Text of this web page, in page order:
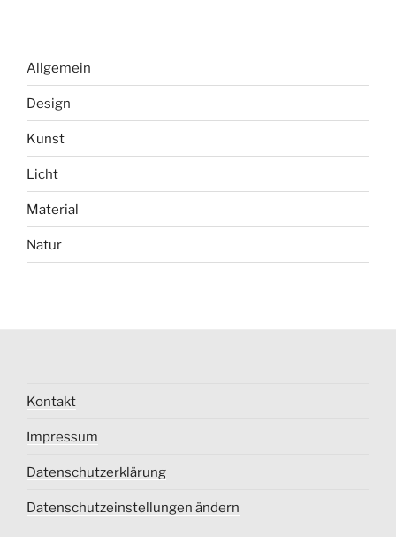
Allgemein
Design
Kunst
Licht
Material
Natur
Kontakt
Impressum
Datenschutzerklärung
Datenschutzeinstellungen ändern